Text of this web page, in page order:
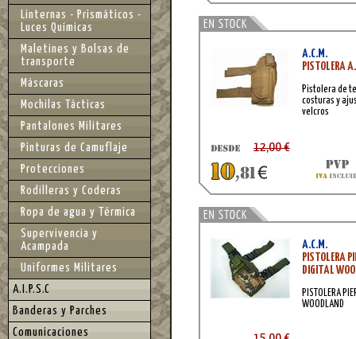
A.C.M.
PISTOLERA
Pistolera de
costuras y
velcros
12,00 €
A.C.M.
PISTOLERA
DIGITAL
PISTOLERA
WOODLAND
Linternas - Prismáticos -
Luces Químicas
Maletines y Bolsas de
transporte
Máscaras
Mochilas Tácticas
Pantalones Militares
Pinturas de Camuflaje
Protecciones
Rodilleras y Coderas
Ropa de agua y Térmica
Supervivencia y
Acampada
Uniformes Militares
A.I.P.S.C
Banderas y Parches
Comunicaciones